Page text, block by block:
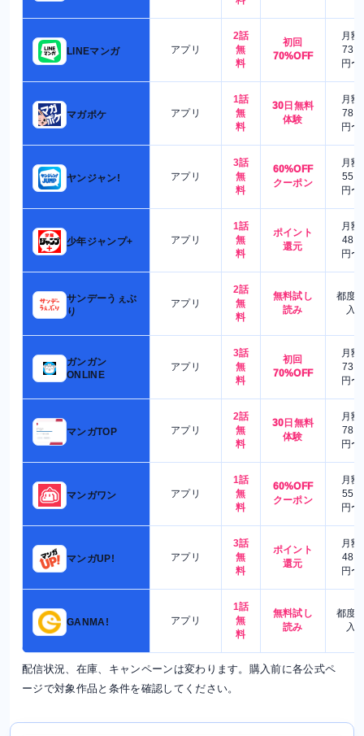
LINEマンガ アプリ
2話
無
料
初回
70%OFF
月額
730
円〜
マガポケ アプリ
1話
無
料
30日無料
体験
月額
780
円〜
ヤンジャン! アプリ
3話
無
料
60%OFF
クーポン
月額
550
円〜
少年ジャンプ+ アプリ
1話
無
料
ポイント
還元
月額
480
円〜
サンデーうぇぶ
り
アプリ
2話
無
料
無料試し
読み
都度
入
ガンガン
ONLINE
アプリ
3話
無
料
初回
70%OFF
月額
730
円〜
マンガTOP アプリ
2話
無
料
30日無料
体験
月額
780
円〜
マンガワン アプリ
1話
無
料
60%OFF
クーポン
月額
550
円〜
マンガUP! アプリ
3話
無
料
ポイント
還元
月額
480
円〜
GANMA! アプリ
1話
無
料
無料試し
読み
都度
入
配信状況、在庫、キャンペーンは変わります。購入前に各公式ペ
ージで対象作品と条件を確認してください。